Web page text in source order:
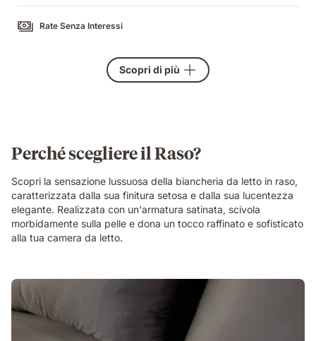
Rate Senza Interessi
Scopri di più
Perché scegliere il Raso?
Scopri la sensazione lussuosa della biancheria da letto in raso,
caratterizzata dalla sua finitura setosa e dalla sua lucentezza
elegante. Realizzata con un'armatura satinata, scivola
morbidamente sulla pelle e dona un tocco raffinato e sofisticato
alla tua camera da letto.